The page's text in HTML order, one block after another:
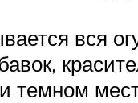
вся
темном